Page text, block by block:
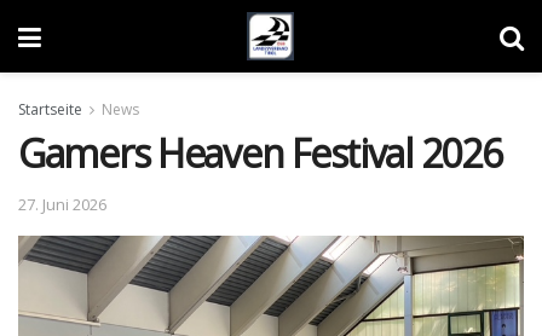
Startseite News
Gamers Heaven Festival 2026
27. Juni 2026